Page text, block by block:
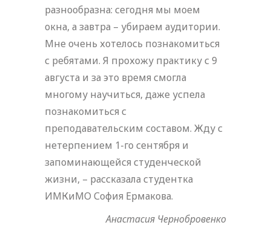
разнообразна: сегодня мы моем
окна, а завтра – убираем аудитории.
Мне очень хотелось познакомиться
с ребятами. Я прохожу практику с 9
августа и за это время смогла
многому научиться, даже успела
познакомиться с
преподавательским составом. Жду с
нетерпением 1-го сентября и
запоминающейся студенческой
жизни, – рассказала студентка
ИМКиМО София Ермакова.
Анастасия Чернобровенко